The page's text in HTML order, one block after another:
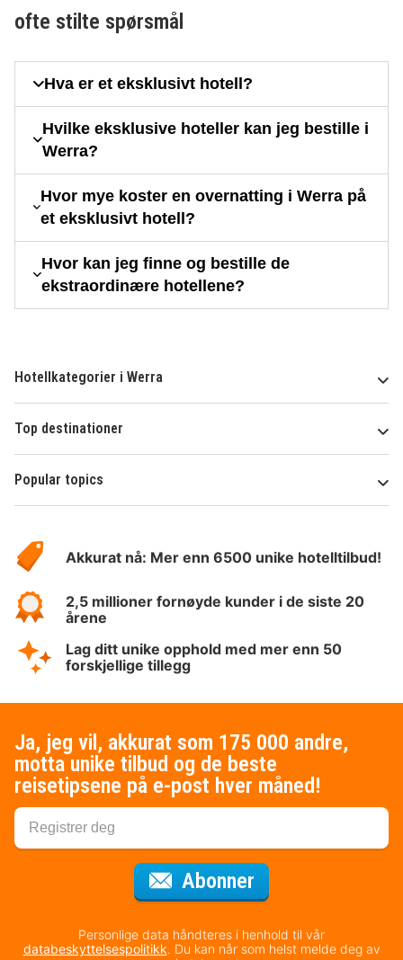
ofte stilte spørsmål
Hva er et eksklusivt hotell?
Hvilke eksklusive hoteller kan jeg bestille i
Werra?
Hvor mye koster en overnatting i Werra på
et eksklusivt hotell?
Hvor kan jeg finne og bestille de
ekstraordinære hotellene?
Hotellkategorier i Werra
Top destinationer
Popular topics
Hotelspecials
Akkurat nå: Mer enn 6500 unike hotelltilbud!
2,5 millioner fornøyde kunder i de siste 20
årene
Lag ditt unike opphold med mer enn 50
forskjellige tillegg
Ja, jeg vil, akkurat som 175 000 andre,
motta unike tilbud og de beste
reisetipsene på e-post hver måned!
Abonner
Personlige data håndteres i henhold til vår
databeskyttelsespolitikk. Du kan når som helst melde deg av